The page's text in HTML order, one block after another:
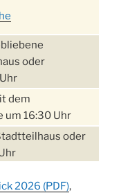
oder
dem
um 16:30 Uhr
oder
2026 (PDF),